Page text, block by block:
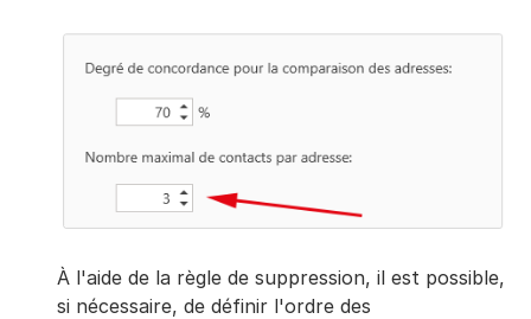
À l'aide de la règle de suppression, il est possible,
si nécessaire, de définir l'ordre des